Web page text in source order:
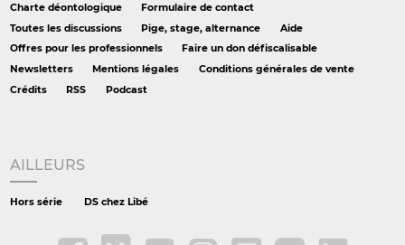
Charte déontologique
Formulaire de contact
Toutes les discussions
Pige, stage, alternance
Aide
Offres pour les professionnels
Faire un don défiscalisable
Newsletters
Mentions légales
Conditions générales de vente
Crédits
RSS Podcast
AILLEURS
Hors série DS chez Libé